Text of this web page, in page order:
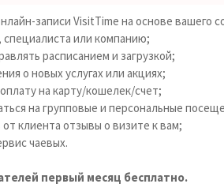
записи VisitTime на основе вашего
специалиста или компанию;
расписанием и загрузкой;
о новых услугах или акциях;
на карту/кошелек/счет;
на групповые и персональные
клиента отзывы о визите к вам;
чаевых.
первый месяц бесплатно.